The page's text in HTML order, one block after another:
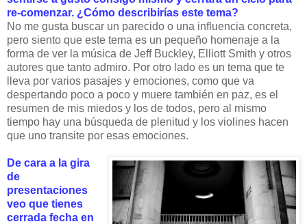
re-comenzar. ¿Cómo describirías este tema?
No me gusta buscar un parecido o una influencia concreta,
pero siento que este tema es un pequeño homenaje a la
forma de ver la música de Jeff Buckley, Elliott Smith y otros
autores que tanto admiro. Por otro lado es un tema que te
lleva por varios pasajes y emociones, como que va
despertando poco a poco y muere también en paz, es el
resumen de mis miedos y los de todos, pero al mismo
tiempo hay una búsqueda de plenitud y los violines hacen
que uno transite por esas emociones.
De cara a la gira
de
presentaciones
veo que tienes
cerrada fecha en